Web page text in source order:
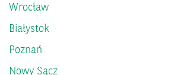
Wrocław
Białystok
Poznań
Nowy Sącz